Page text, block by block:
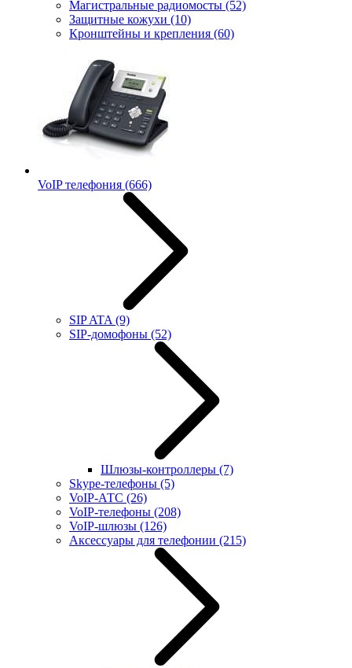
Магистральные радиомосты (52)
Защитные кожухи (10)
Кронштейны и крепления (60)
VoIP телефония (666)
SIP ATA (9)
SIP-домофоны (52)
Шлюзы-контроллеры (7)
Skype-телефоны (5)
VoIP-АТС (26)
VoIP-телефоны (208)
VoIP-шлюзы (126)
Аксессуары для телефонии (215)